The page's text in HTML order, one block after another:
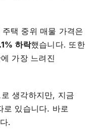
택 중위 매물 가격은
하락했습니다. 또한
가장 느려진
생각하지만, 지금
로 있습니다. 바로
.